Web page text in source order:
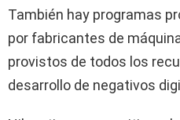
También hay programas
por fabricantes de
provistos de todos los
desarrollo de negativos